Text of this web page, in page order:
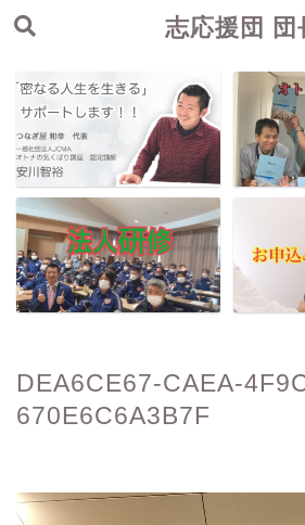
志応援団 団
DEA6CE67-CAEA-
670E6C6A3B7F